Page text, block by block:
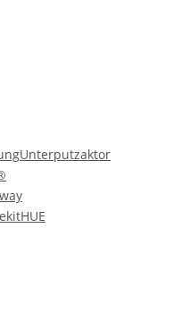
Unterputzaktor
HUE